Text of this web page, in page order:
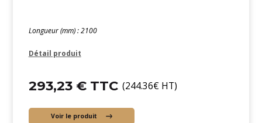
Longueur (mm) : 2100
Détail produit
293,23 € TTC (244.36€ HT)
Voir le produit